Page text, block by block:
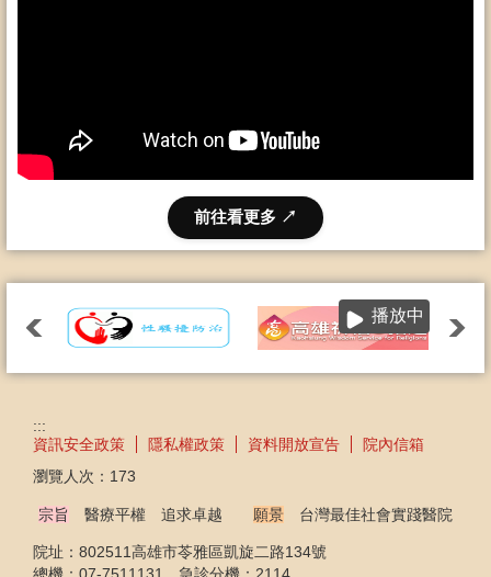
前往看更多 ↗
播放中
:::
資訊安全政策
隱私權政策 資料開放宣告
院內信箱
瀏覽人次： 173
宗旨 醫療平權 追求卓越 願景 台灣最佳社會實踐醫院
院址：802511高雄市苓雅區凱旋二路134號